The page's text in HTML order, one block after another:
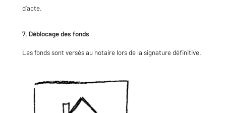
d’acte.
7. Déblocage des fonds
Les fonds sont versés au notaire lors de la signature définitive.